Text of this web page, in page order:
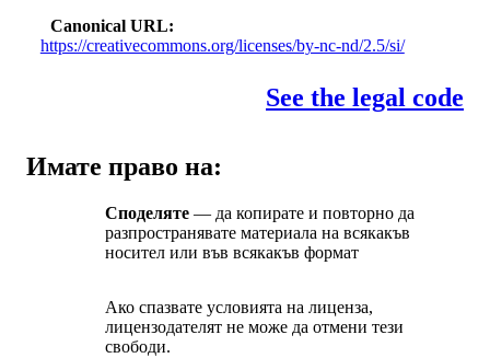
Canonical URL
https://creativecommons.org/licenses/by-nc-nd/2.5/si/
See the legal code
Имате право на:
Споделяте — да копирате и повторно да
разпространявате материала на всякакъв
носител или във всякакъв формат
Ако спазвате условията на лиценза,
лицензодателят не може да отмени тези
свободи.